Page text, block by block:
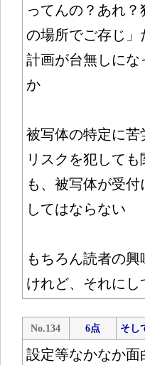
ってんの？あれ
の場所でご存じ
計画が台無しに
か
被写体の特定に
リスクを犯して
も、被写体が受
してはならない
もちろん読者の
けれど、それにし
No.134 6点 そし
設定等なかなか